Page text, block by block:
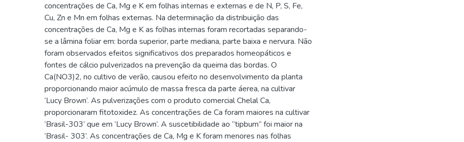
concentrações de Ca, Mg e K em folhas internas e externas e de N, P, S, Fe,
Cu, Zn e Mn em folhas externas. Na determinação da distribuição das
concentrações de Ca, Mg e K as folhas internas foram recortadas separando-
se a lâmina foliar em: borda superior, parte mediana, parte baixa e nervura. Não
foram observados efeitos significativos dos preparados homeopáticos e
fontes de cálcio pulverizados na prevenção da queima das bordas. O
Ca(NO3)2, no cultivo de verão, causou efeito no desenvolvimento da planta
proporcionando maior acúmulo de massa fresca da parte áerea, na cultivar
‘Lucy Brown’. As pulverizações com o produto comercial Chelal Ca,
proporcionaram fitotoxidez. As concentrações de Ca foram maiores na cultivar
‘Brasil-303’ que em ‘Lucy Brown’. A suscetibilidade ao “tipburn” foi maior na
‘Brasil- 303’. As concentrações de Ca, Mg e K foram menores nas folhas